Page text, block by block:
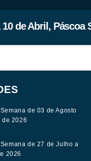
de Abril, Páscoa
de 03 de Agosto
de 2026
de 27 de Julho a
2026